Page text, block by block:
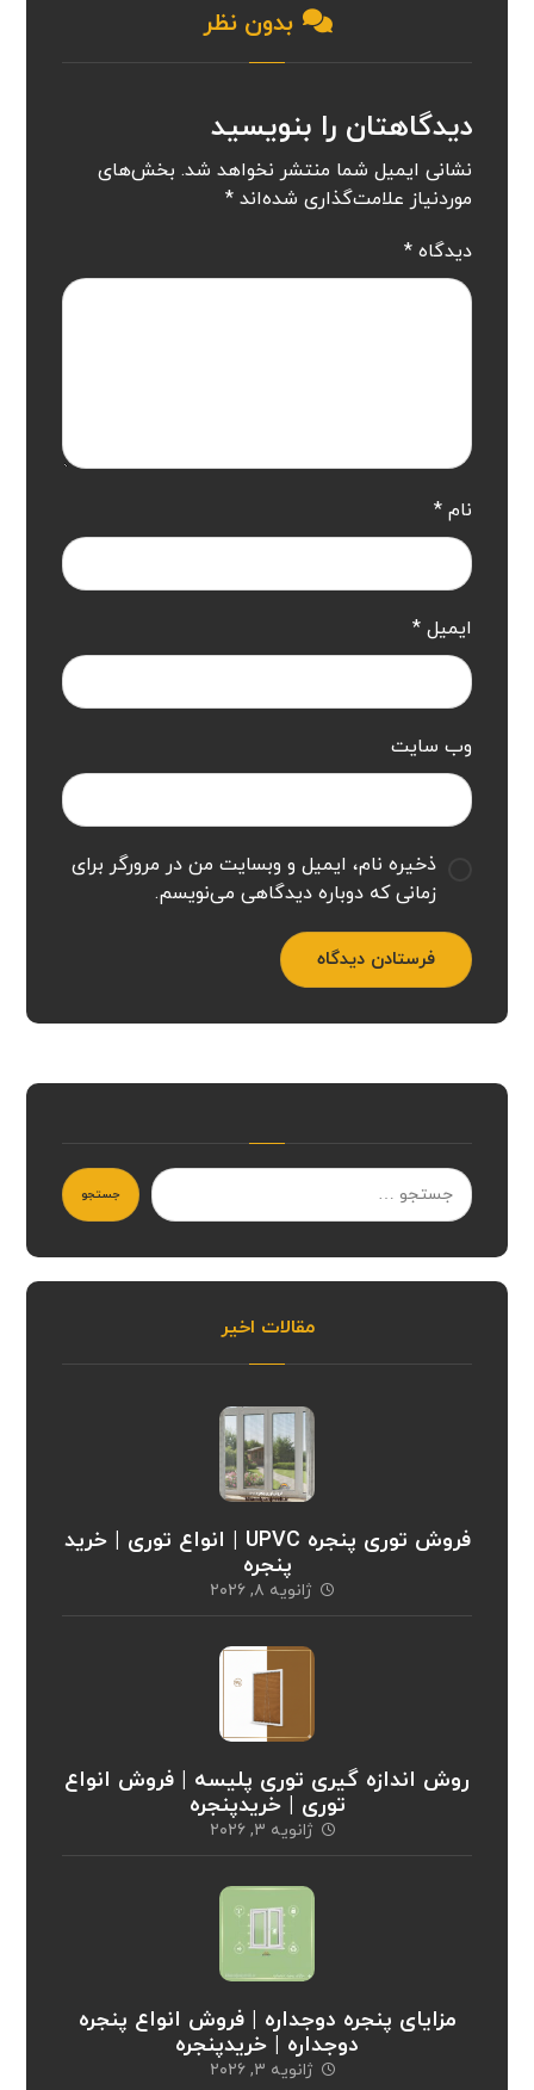
بدون نظر
دیدگاهتان را بنویسید
نشانی ایمیل شما منتشر نخواهد شد. بخش‌های
موردنیاز علامت‌گذاری شده‌اند*
دیدگاه*
نام*
ایمیل*
وب‌ سایت
ذخیره نام، ایمیل و وبسایت من در مرورگر برای
زمانی که دوباره دیدگاهی می‌نویسم.
فرستادن دیدگاه
جستجو
مقالات اخیر
فروش توری پنجره UPVC | انواع توری | خرید
پنجره
ژانویه ۸, ۲۰۲۶
روش اندازه گیری توری پلیسه | فروش انواع
توری | خریدپنجره
ژانویه ۳, ۲۰۲۶
مزایای پنجره دوجداره | فروش انواع پنجره
دوجداره | خریدپنجره
ژانویه ۳, ۲۰۲۶